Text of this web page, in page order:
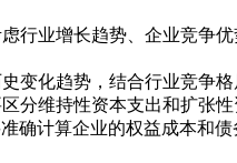
业增长趋势、企业竞争
化趋势，结合行业竞争
维持性资本支出和扩张
计算企业的权益成本和